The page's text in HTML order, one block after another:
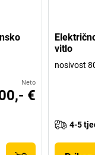
Neto
€
vitlo
nosivost
4-5